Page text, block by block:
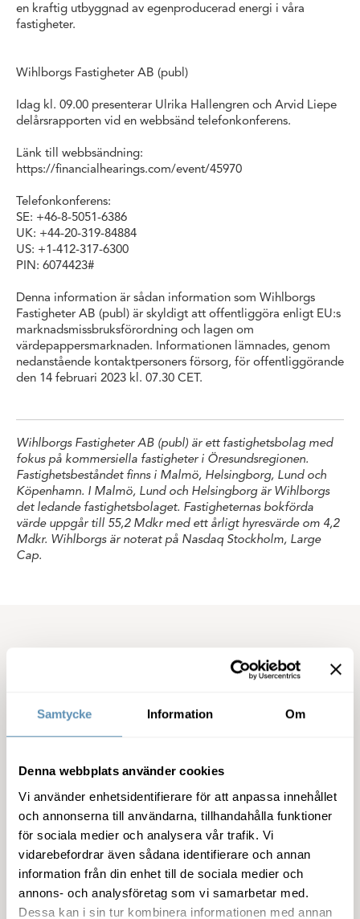
Samtycke Information Om
Denna webbplats använder cookies
Vi använder enhetsidentifierare för att anpassa innehållet
och annonserna till användarna, tillhandahålla funktioner
för sociala medier och analysera vår trafik. Vi
vidarebefordrar även sådana identifierare och annan
information från din enhet till de sociala medier och
annons- och analysföretag som vi samarbetar med.
Dessa kan i sin tur kombinera informationen med annan
en kraftig utbyggnad av egenproducerad energi i våra
fastigheter.
Wihlborgs Fastigheter AB (publ)
Idag kl. 09.00 presenterar Ulrika Hallengren och Arvid Liepe
delårsrapporten vid en webbsänd telefonkonferens.
Länk till webbsändning:
https://financialhearings.com/event/45970
Telefonkonferens:
SE: +46-8-5051-6386
UK: +44-20-319-84884
US: +1-412-317-6300
PIN: 6074423#
Denna information är sådan information som Wihlborgs
Fastigheter AB (publ) är skyldigt att offentliggöra enligt EU:s
marknadsmissbruksförordning och lagen om
värdepappersmarknaden. Informationen lämnades, genom
nedanstående kontakt­personers försorg, för offentliggörande
den 14 februari 2023 kl. 07.30 CET.
Wihlborgs Fastigheter AB (publ) är ett fastighetsbolag med
fokus på kommersiella fastigheter i Öresundsregionen.
Fastighetsbeståndet finns i Malmö, Helsingborg, Lund och
Köpenhamn. I Malmö, Lund och Helsingborg är Wihlborgs
det ledande fastighetsbolaget. Fastigheternas bokförda
värde uppgår till 55,2 Mdkr med ett årligt hyresvärde om 4,2
Mdkr. Wihlborgs är noterat på Nasdaq Stockholm, Large
Cap.
Ulrika Hallengren, vd, 040-690 57 95
Arvid Liepe, ekonomi- och finanschef, 040-690 57 31
Relaterade filer
Wihlborgs bokslutskommuniké 2022 (pdf)
Pressmeddelande (pdf)